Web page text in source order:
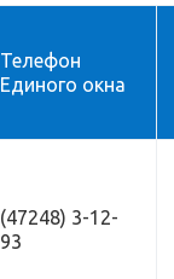
Телефон
Единого окна
(47248) 3-12-
93